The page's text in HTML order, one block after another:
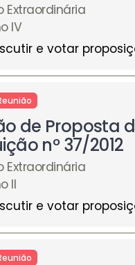
Extraordinária
IV
e votar
de Proposta
nº 37/2012
Extraordinária
II
e votar